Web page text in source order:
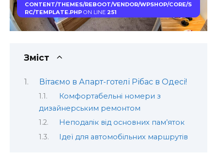
CONTENT/THEMES/REBOOT/VENDOR/WPSHOP/CORE/S
RC/TEMPLATE.PHPON LINE 251
Зміст
Вітаємо в Апарт-готелі Рібас в Одесі!
Комфортабельні номери з
дизайнерським ремонтом
Неподалік від основних пам’яток
Ідеї для автомобільних маршрутів